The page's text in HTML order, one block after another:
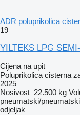
ADR poluprikolica
19
YILTEKS LPG
Cijena na upit
Poluprikolica cisterna
2025
Nosivost 22.500 kg
pneumatski/pneumatski
odjeljak